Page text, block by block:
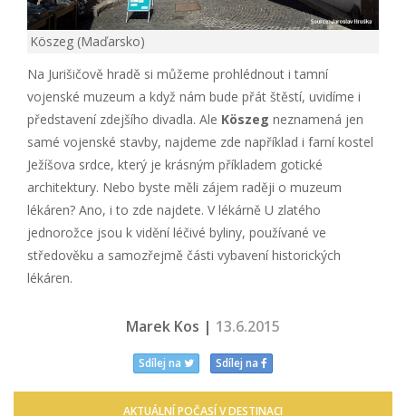
Köszeg (Maďarsko)
Na Jurišičově hradě si můžeme prohlédnout i tamní
vojenské muzeum a když nám bude přát štěstí, uvidíme i
představení zdejšího divadla. Ale Köszeg neznamená jen
samé vojenské stavby, najdeme zde například i farní kostel
Ježíšova srdce, který je krásným příkladem gotické
architektury. Nebo byste měli zájem raději o muzeum
lékáren? Ano, i to zde najdete. V lékárně U zlatého
jednorožce jsou k vidění léčivé byliny, používané ve
středověku a samozřejmě části vybavení historických
lékáren.
Marek Kos | 13.6.2015
Sdílej na Sdílej na
AKTUÁLNÍ POČASÍ V DESTINACI